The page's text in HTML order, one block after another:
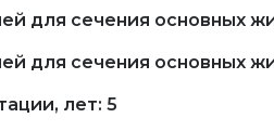
для сечения основных
для сечения основных
лет: 5